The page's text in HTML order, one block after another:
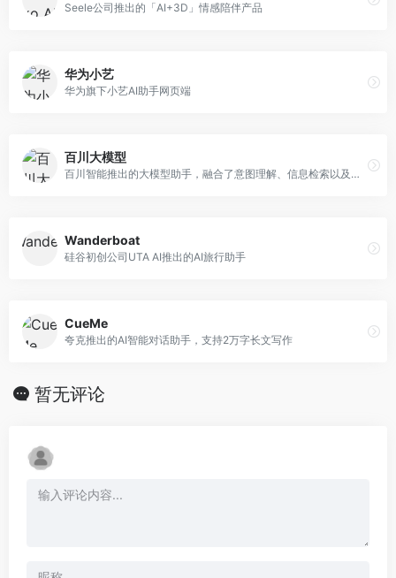
Seele公司推出的「AI+3D」情感陪伴产品
华为小艺
华为旗下小艺AI助手网页端
百川大模型
百川智能推出的大模型助手，融合了意图理解、信息检索以及强化学习技术
Wanderboat
硅谷初创公司UTA AI推出的AI旅行助手
CueMe
夸克推出的AI智能对话助手，支持2万字长文写作
暂无评论